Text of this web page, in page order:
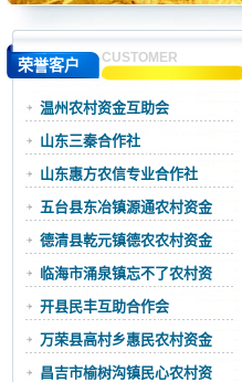
荣誉客户 CUSTOMER
温州农村资金互助会
山东三秦合作社
山东惠方农信专业合作社
五台县东冶镇源通农村资金
德清县乾元镇德农农村资金
临海市涌泉镇忘不了农村资
开县民丰互助合作会
万荣县高村乡惠民农村资金
昌吉市榆树沟镇民心农村资